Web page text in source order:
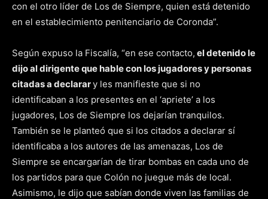
con el otro líder de Los de Siempre, quien está detenido
en el establecimiento penitenciario de Coronda”.
Según expuso la Fiscalía, “en ese contacto, el detenido le
dijo al dirigente que hable con los jugadores y personas
citadas a declarary les manifieste que si no
identificaban a los presentes en el ‘apriete’ a los
jugadores, Los de Siempre los dejarían tranquilos.
También se le planteó que si los citados a declarar sí
identificaba a los autores de las amenazas, Los de
Siempre se encargarían de tirar bombas en cada uno de
los partidos para que Colón no juegue más de local.
Asimismo, le dijo que sabían donde viven las familias de